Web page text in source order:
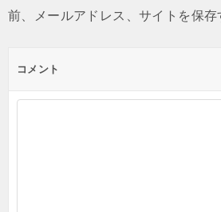
前、メールアドレス、サイトを保存
コメント